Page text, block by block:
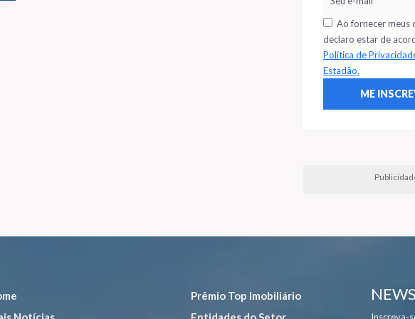
Ao fornecer meus
declaro estar de
Política de
Estadão.
Prêmio Top Imobiliário